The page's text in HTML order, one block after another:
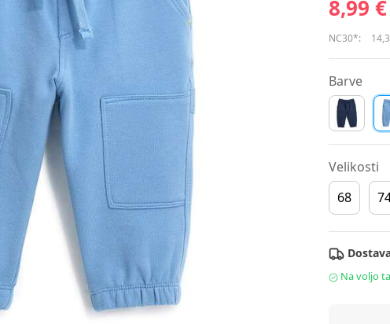
8,99 €
NC30*:
Barve
Velikosti
68
Na voljo
Original